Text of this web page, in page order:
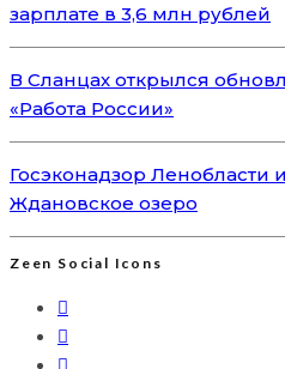
зарплате в 3,6 млн рублей
В Сланцах открылся
«Работа России»
Госэконадзор Ленобласти
Ждановское озеро
Zeen Social Icons